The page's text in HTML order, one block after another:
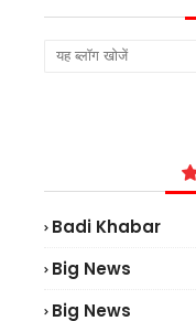
Badi Khabar
Big News
Big News